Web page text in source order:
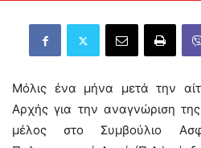
Μόλις ένα μήνα μετά την
Αρχής για την αναγνώριση
μέλος στο Συμβούλιο